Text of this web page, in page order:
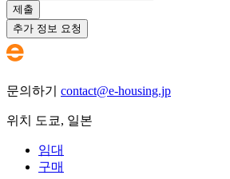
제출
추가 정보 요청
문의하기 contact@e-housing.jp
위치 도쿄, 일본
임대
구매